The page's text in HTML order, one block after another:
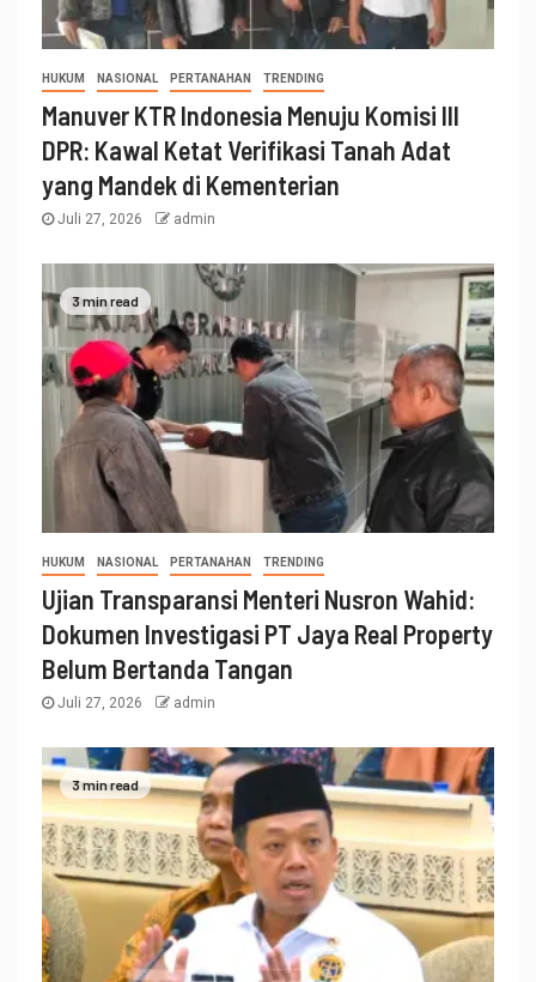
HUKUM NASIONAL PERTANAHAN TRENDING
Manuver KTR Indonesia Menuju Komisi III
DPR: Kawal Ketat Verifikasi Tanah Adat
yang Mandek di Kementerian
Juli 27, 2026 admin
3 min read
HUKUM NASIONAL PERTANAHAN TRENDING
Ujian Transparansi Menteri Nusron Wahid:
Dokumen Investigasi PT Jaya Real Property
Belum Bertanda Tangan
Juli 27, 2026 admin
3 min read